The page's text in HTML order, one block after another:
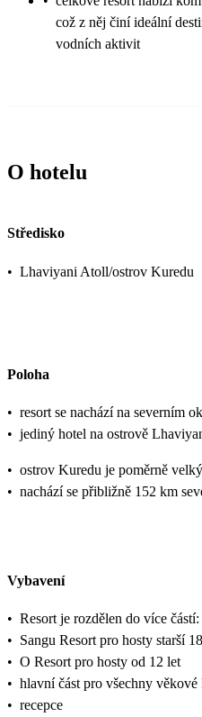
což z něj činí ideální
vodních aktivit
O hotelu
Středisko
• Lhaviyani Atoll/ostrov Kuredu
Poloha
• resort se nachází na severním
• jediný hotel na ostrově
• ostrov Kuredu je poměrně
• nachází se přibližně 152 km
Vybavení
• Resort je rozdělen do více částí:
• Sangu Resort pro hosty starší
• O Resort pro hosty od 12 let
• hlavní část pro všechny věkové
• recepce